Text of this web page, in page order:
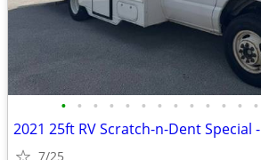
• • • • • • • • • • • • •
2021 25ft RV Scratch-n-Dent Special
7/25